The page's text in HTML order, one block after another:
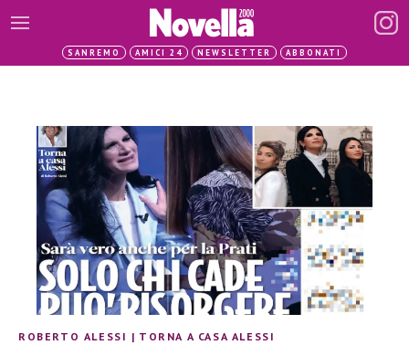
SANREMO AMICI 24 NEWSLETTER ABBONATI
ROBERTO ALESSI | TORNA A CASA ALESSI